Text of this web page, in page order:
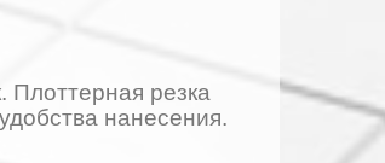
Плоттерная резка
нанесения.